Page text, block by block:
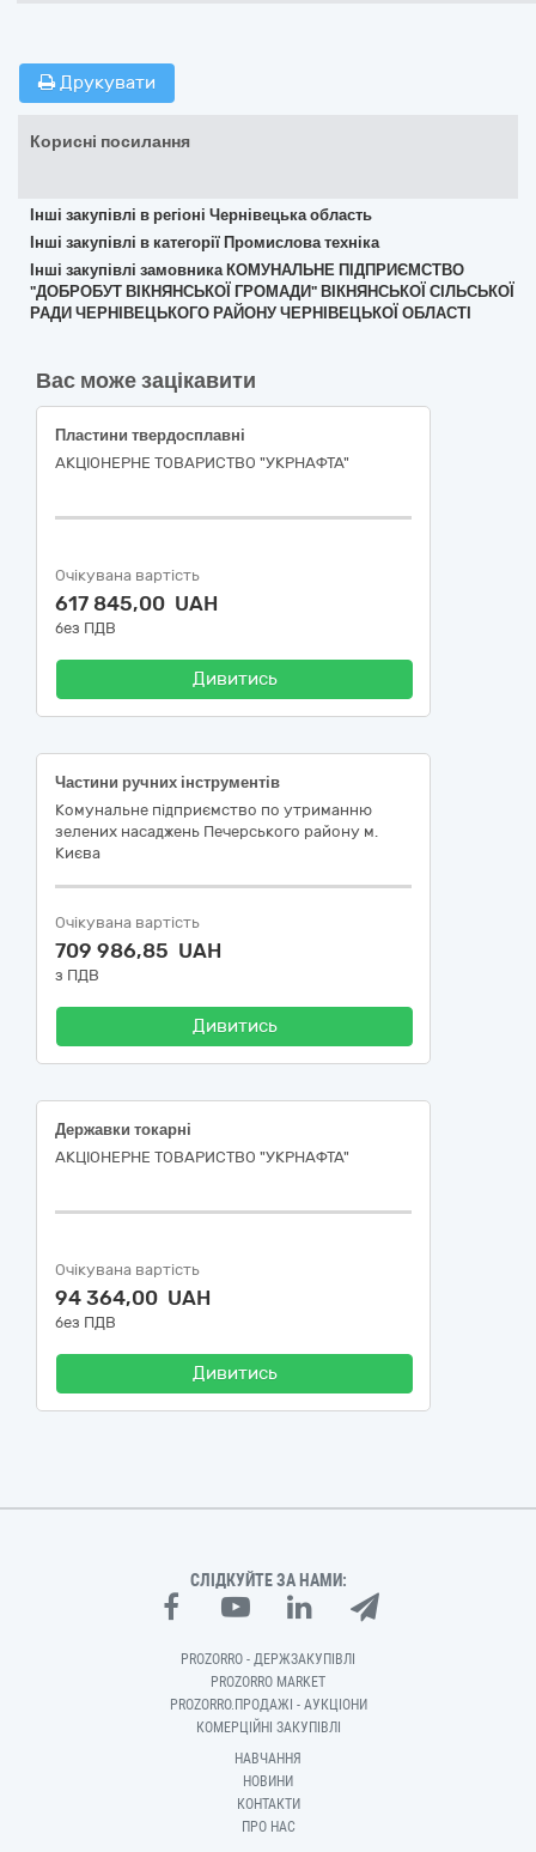
Друкувати
Корисні посилання
Інші закупівлі в регіоні Чернівецька область
Інші закупівлі в категорії Промислова техніка
Інші закупівлі замовника КОМУНАЛЬНЕ ПІДПРИЄМСТВО
"ДОБРОБУТ ВІКНЯНСЬКОЇ ГРОМАДИ" ВІКНЯНСЬКОЇ СІЛЬСЬКОЇ
РАДИ ЧЕРНІВЕЦЬКОГО РАЙОНУ ЧЕРНІВЕЦЬКОЇ ОБЛАСТІ
Вас може зацікавити
Пластини твердосплавні
АКЦІОНЕРНЕ ТОВАРИСТВО "УКPНAФТА"
Очікувана вартість
617 845,00 UAH
без ПДВ
Дивитись
Частини ручних інструментів
Комунальне підприємство по утриманню
зелених насаджень Печерського району м.
Києва
Очікувана вартість
709 986,85 UAH
з ПДВ
Дивитись
Державки токарні
АКЦІОНЕРНЕ ТОВАРИСТВО "УКPНAФТА"
Очікувана вартість
94 364,00 UAH
без ПДВ
Дивитись
СЛІДКУЙТЕ ЗА НАМИ:
PROZORRO - ДЕРЖЗАКУПІВЛІ
PROZORRO MARKET
PROZORRO.ПРОДАЖІ - АУКЦІОНИ
КОМЕРЦІЙНІ ЗАКУПІВЛІ
НАВЧАННЯ
НОВИНИ
КОНТАКТИ
ПРО НАС